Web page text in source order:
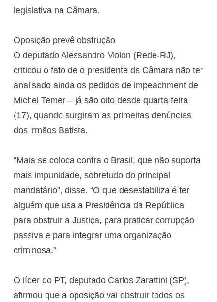
legislativa na Câmara.
Oposição prevê obstrução
O deputado Alessandro Molon (Rede-RJ),
criticou o fato de o presidente da Câmara não ter
analisado ainda os pedidos de impeachment de
Michel Temer – já são oito desde quarta-feira
(17), quando surgiram as primeiras denúncias
dos irmãos Batista.
“Maia se coloca contra o Brasil, que não suporta
mais impunidade, sobretudo do principal
mandatário”, disse. “O que desestabiliza é ter
alguém que usa a Presidência da República
para obstruir a Justiça, para praticar corrupção
passiva e para integrar uma organização
criminosa.”
O líder do PT, deputado Carlos Zarattini (SP),
afirmou que a oposição vai obstruir todos os